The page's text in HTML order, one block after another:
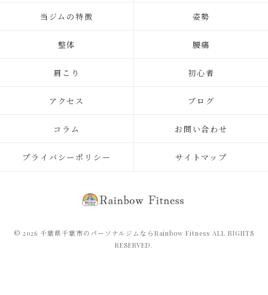
当ジムの特徴 姿勢
整体 腰痛
肩こり 初心者
アクセス ブログ
コラム お問い合わせ
プライバシーポリシー サイトマップ
© 2026 千葉県千葉市のパーソナルジムならRainbow Fitness ALL RIGHTS
RESERVED.